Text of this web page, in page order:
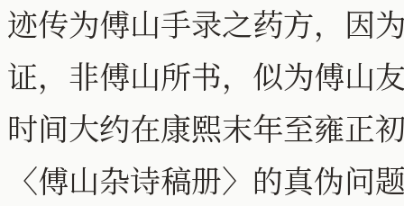
迹传为傅山手录之药方，因
证，非傅山所书，似为傅山
时间大约在康熙末年至雍正
〈傅山杂诗稿册〉的真伪问